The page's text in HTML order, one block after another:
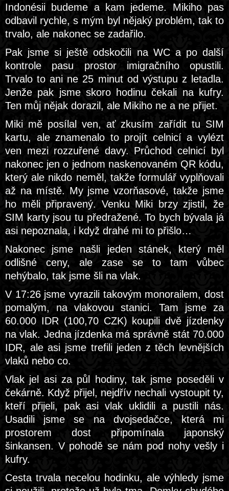
Indonésii budeme a kam jedeme. Mikiho pas
odbavil rychle, s mým byl nějaký problém, tak to
trvalo, ale nakonec se zadařilo.
Pak jsme si ještě odskočili na WC a po další
kontrole pasu prostor imigračního opustili.
Trvalo to ani ne 25 minut od výstupu z letadla.
Jenže pak jsme skoro hodinu čekali na kufry.
Ten můj nějak dorazil, ale Mikiho ne a ne přijet.
Miki mě posílal ven, ať zkusím zařídit tu SIM
kartu, ale znamenalo to projít celnicí a vylézt
ven mezi rozzuřené davy. Průchod celnicí byl
nakonec jen o jednom naskenovaném QR kódu,
který ale nikdo neměl, takže formulář vyplňovali
až na místě. My jsme vzorňasové, takže jsme
ho měli připravený. Venku Miki brzy zjistil, že
SIM karty jsou tu předražené. To bych bývala já
asi nepoznala, i když drahé mi to přišlo…
Nakonec jsme našli jeden stánek, který měl
odlišné ceny, ale zase se to tam vůbec
nehýbalo, tak jsme šli na vlak.
V 17:26 jsme vyrazili takovým monorailem, dost
pomalým, na vlakovou stanici. Tam jsme za
60.000 IDR (100,70 CZK) koupili dvě jízdenky
na vlak. Jedna jízdenka má správně stát 70.000
IDR, ale asi jsme trefili jeden z těch levnějších
vlaků nebo co.
Vlak jel asi za půl hodiny, tak jsme poseděli v
čekárně. Když přijel, nejdřív nechali vystoupit ty,
kteří přijeli, pak asi vlak uklidili a pustili nás.
Usadili jsme se na dvojsedačce, která mi
prostorem dost připomínala japonský
šinkansen. V pohodě se nám pod nohy vešly i
kufry.
Cesta trvala necelou hodinku, ale výhledy jsme